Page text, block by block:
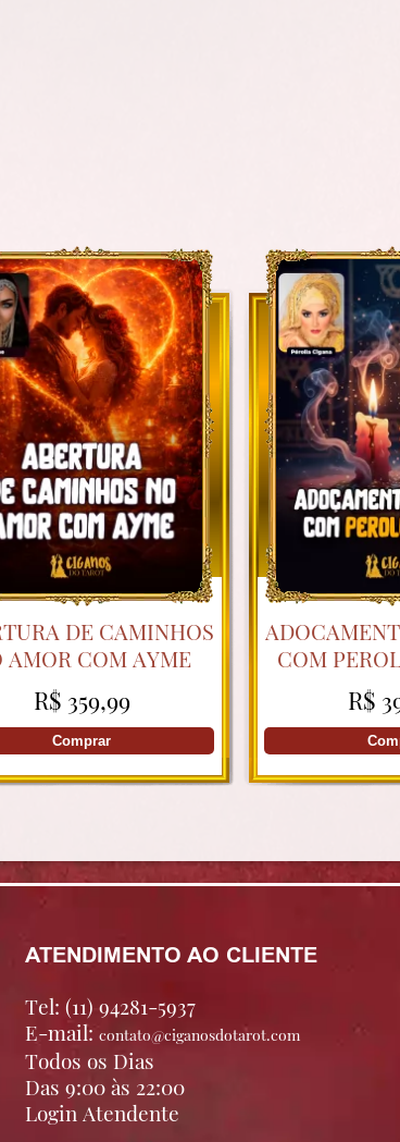
DE CAMINHOS
AMOR COM AYME
R$ 359,99
Comprar
COM
R$
ATENDIMENTO AO CLIENTE
Tel: (11) 94281-5937
E-mail: contato@ciganosdotarot.com
Todos os Dias
Das 9:00 às 22:00
Login Atendente